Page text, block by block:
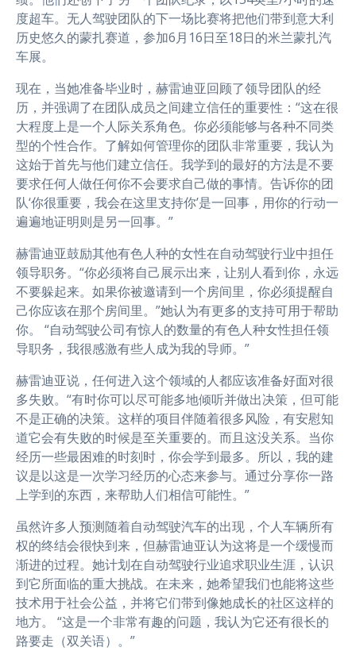
度超车。无人驾驶团队的下一场比赛将把他们带到意大利
历史悠久的蒙扎赛道，参加6月16日至18日的米兰蒙扎汽
车展。
现在，当她准备毕业时，赫雷迪亚回顾了领导团队的经
历，并强调了在团队成员之间建立信任的重要性：“这在很
大程度上是一个人际关系角色。你必须能够与各种不同类
型的个性合作。了解如何管理你的团队非常重要，我认为
这始于首先与他们建立信任。我学到的最好的方法是不要
要求任何人做任何你不会要求自己做的事情。告诉你的团
队‘你很重要，我会在这里支持你’是一回事，用你的行动一
遍遍地证明则是另一回事。”
赫雷迪亚鼓励其他有色人种的女性在自动驾驶行业中担任
领导职务。“你必须将自己展示出来，让别人看到你，永远
不要躲起来。如果你被邀请到一个房间里，你必须提醒自
己你应该在那个房间里。”她认为有更多的支持可用于帮助
你。 “自动驾驶公司有惊人的数量的有色人种女性担任领
导职务，我很感激有些人成为我的导师。”
赫雷迪亚说，任何进入这个领域的人都应该准备好面对很
多失败。“有时你可以尽可能多地倾听并做出决策，但可能
不是正确的决策。这样的项目伴随着很多风险，有安慰知
道它会有失败的时候是至关重要的。而且这没关系。当你
经历一些最困难的时刻时，你会学到最多。所以，我的建
议是以这是一次学习经历的心态来参与。通过分享你一路
上学到的东西，来帮助人们相信可能性。”
虽然许多人预测随着自动驾驶汽车的出现，个人车辆所有
权的终结会很快到来，但赫雷迪亚认为这将是一个缓慢而
渐进的过程。她计划在自动驾驶行业追求职业生涯，认识
到它所面临的重大挑战。在未来，她希望我们也能将这些
技术用于社会公益，并将它们带到像她成长的社区这样的
地方。 “这是一个非常有趣的问题，我认为它还有很长的
路要走（双关语）。”